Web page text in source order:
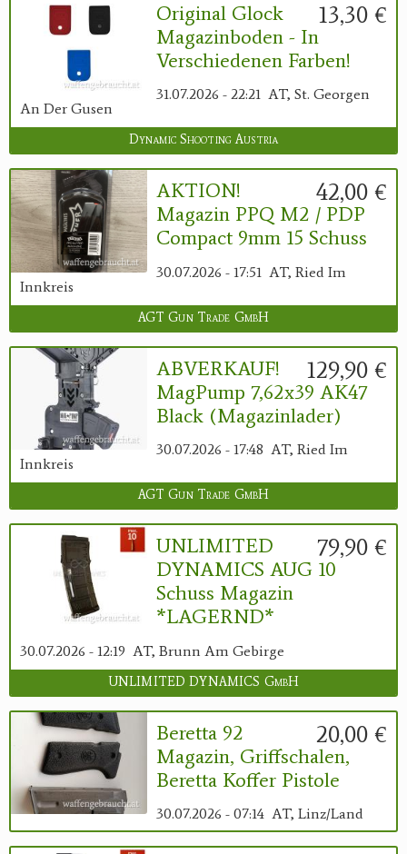
13,30 €
Original Glock
Magazinboden - In
Verschiedenen Farben!
31.07.2026 - 22:21 AT, St. Georgen
An Der Gusen
Dynamic Shooting Austria
42,00 €
AKTION!
Magazin PPQ M2 / PDP
Compact 9mm 15 Schuss
30.07.2026 - 17:51 AT, Ried Im
Innkreis
AGT Gun Trade GmbH
129,90 €
ABVERKAUF!
MagPump 7,62x39 AK47
Black (Magazinlader)
30.07.2026 - 17:48 AT, Ried Im
Innkreis
AGT Gun Trade GmbH
79,90 €
UNLIMITED
DYNAMICS AUG 10
Schuss Magazin
*LAGERND*
30.07.2026 - 12:19 AT, Brunn Am Gebirge
UNLIMITED DYNAMICS GmbH
20,00 €
Beretta 92
Magazin, Griffschalen,
Beretta Koffer Pistole
30.07.2026 - 07:14 AT, Linz/Land